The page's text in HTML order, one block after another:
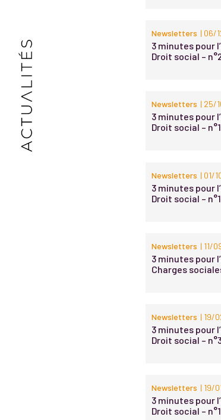
Newsletters | 06/
3 minutes pour
Droit social –
Newsletters | 25/
3 minutes pour
Droit social –
Newsletters | 01/
3 minutes pour
Droit social –
Newsletters | 11/
3 minutes pour
Charges
Newsletters | 19/
3 minutes pour
Droit social –
Newsletters | 19/
3 minutes pour
Droit social –